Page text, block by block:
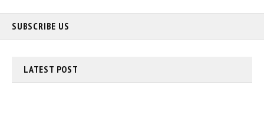
SUBSCRIBE US
LATEST POST